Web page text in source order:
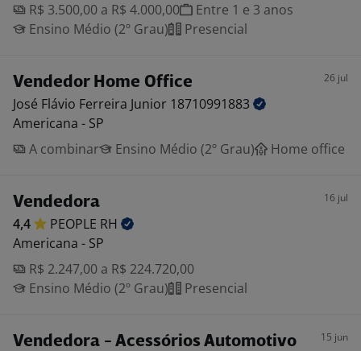
R$ 3.500,00 a R$ 4.000,00
Entre 1 e 3 anos
Ensino Médio (2º Grau)
Presencial
Vendedor Home Office 26 jul
José Flávio Ferreira Junior 18710991883
Americana - SP
A combinar
Ensino Médio (2º Grau) Home office
Vendedora 16 jul
4,4 PEOPLE RH
Americana - SP
R$ 2.247,00 a R$ 224.720,00
Ensino Médio (2º Grau)
Presencial
Vendedora - Acessórios Automotivo 15 jun